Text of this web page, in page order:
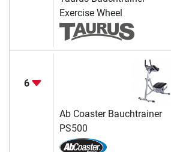
Exercise Wheel
6
Ab Coaster Bauchtrainer
PS500